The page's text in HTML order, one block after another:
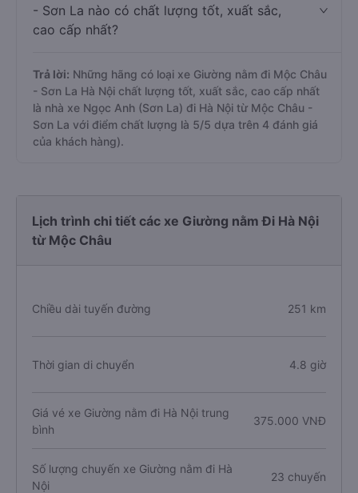
- Sơn La nào có chất lượng tốt, xuất sắc,
cao cấp nhất?
Trả lời: Những hãng có loại xe Giường nằm đi Mộc Châu
- Sơn La Hà Nội chất lượng tốt, xuất sắc, cao cấp nhất
là nhà xe Ngọc Anh (Sơn La) đi Hà Nội từ Mộc Châu -
Sơn La với điểm chất lượng là 5/5 dựa trên 4 đánh giá
của khách hàng).
Lịch trình chi tiết các xe Giường nằm Đi Hà Nội
từ Mộc Châu
Chiều dài tuyến đường 251 km
Thời gian di chuyển 4.8 giờ
Giá vé xe Giường nằm đi Hà Nội trung
bình
375.000 VNĐ
Số lượng chuyến xe Giường nằm đi Hà
Nội
23 chuyến